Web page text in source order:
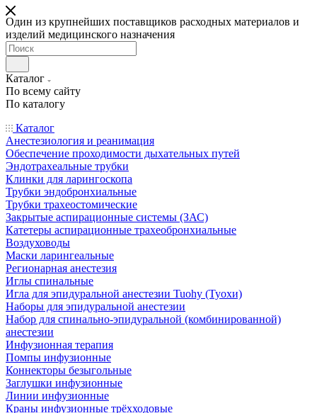
Один из крупнейших поставщиков расходных материалов и
изделий медицинского назначения
Каталог
По всему сайту
По каталогу
Каталог
Анестезиология и реанимация
Обеспечение проходимости дыхательных путей
Эндотрахеальные трубки
Клинки для ларингоскопа
Трубки эндобронхиальные
Трубки трахеостомические
Закрытые аспирационные системы (ЗАС)
Катетеры аспирационные трахеобронхиальные
Воздуховоды
Маски ларингеальные
Регионарная анестезия
Иглы спинальные
Игла для эпидуральной анестезии Tuohy (Туохи)
Наборы для эпидуральной анестезии
Набор для спинально-эпидуральной (комбинированной)
анестезии
Инфузионная терапия
Помпы инфузионные
Коннекторы безыгольные
Заглушки инфузионные
Линии инфузионные
Краны инфузионные трёхходовые